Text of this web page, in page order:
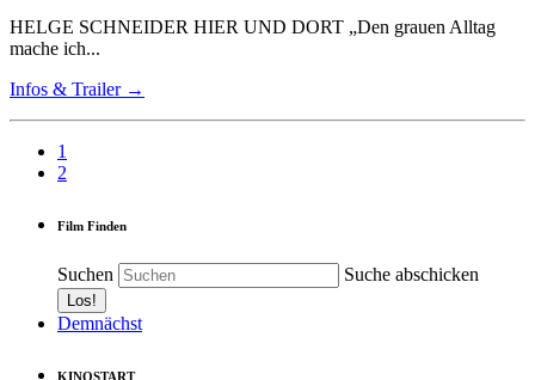
HELGE SCHNEIDER HIER UND DORT „Den grauen Alltag
mache ich...
Infos & Trailer →
1
2
Film Finden
Suchen Suche abschicken
Demnächst
KINOSTART